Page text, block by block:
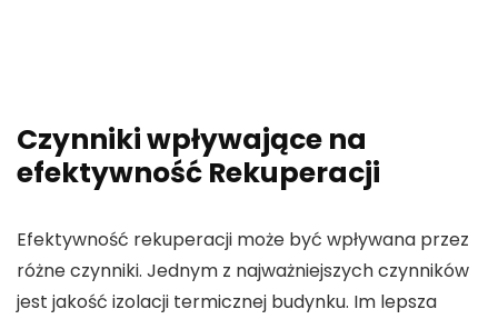
Czynniki wpływające na
efektywność Rekuperacji
Efektywność rekuperacji może być wpływana przez
różne czynniki. Jednym z najważniejszych czynników
jest jakość izolacji termicznej budynku. Im lepsza